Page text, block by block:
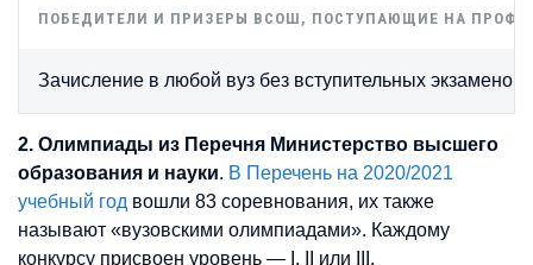
ПОБЕДИТЕЛИ И ПРИЗЕРЫ ВСОШ, ПОСТУПАЮЩИЕ НА
Зачисление в любой вуз без вступительных
2. Олимпиады из Перечня Министерство высшего
образования и науки. В Перечень на 2020/2021
учебный год вошли 83 соревнования, их также
называют «вузовскими олимпиадами». Каждому
конкурсу присвоен уровень — I, II или III.